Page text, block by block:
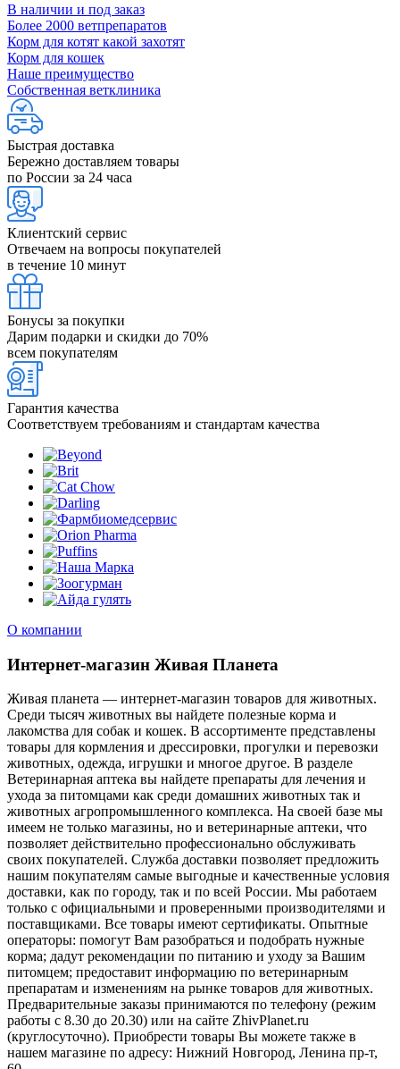
В наличии и под заказ
Более 2000 ветпрепаратов
Корм для котят какой захотят
Корм для кошек
Наше преимущество
Собственная ветклиника
Быстрая доставка
Бережно доставляем товары
по России за 24 часа
Клиентский сервис
Отвечаем на вопросы покупателей
в течение 10 минут
Бонусы за покупки
Дарим подарки и скидки до 70%
всем покупателям
Гарантия качества
Соответствуем требованиям и стандартам качества
О компании
Интернет-магазин Живая Планета
Живая планета — интернет-магазин товаров для животных.
Среди тысяч животных вы найдете полезные корма и
лакомства для собак и кошек. В ассортименте представлены
товары для кормления и дрессировки, прогулки и перевозки
животных, одежда, игрушки и многое другое. В разделе
Ветеринарная аптека вы найдете препараты для лечения и
ухода за питомцами как среди домашних животных так и
животных агропромышленного комплекса. На своей базе мы
имеем не только магазины, но и ветеринарные аптеки, что
позволяет действительно профессионально обслуживать
своих покупателей. Служба доставки позволяет предложить
нашим покупателям самые выгодные и качественные условия
доставки, как по городу, так и по всей России. Мы работаем
только с официальными и проверенными производителями и
поставщиками. Все товары имеют сертификаты. Опытные
операторы: помогут Вам разобраться и подобрать нужные
корма; дадут рекомендации по питанию и уходу за Вашим
питомцем; предоставит информацию по ветеринарным
препаратам и изменениям на рынке товаров для животных.
Предварительные заказы принимаются по телефону (режим
работы с 8.30 до 20.30) или на сайте ZhivPlanet.ru
(круглосуточно). Приобрести товары Вы можете также в
нашем магазине по адресу: Нижний Новгород, Ленина пр-т,